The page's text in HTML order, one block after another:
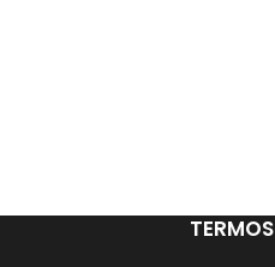
TERMOS